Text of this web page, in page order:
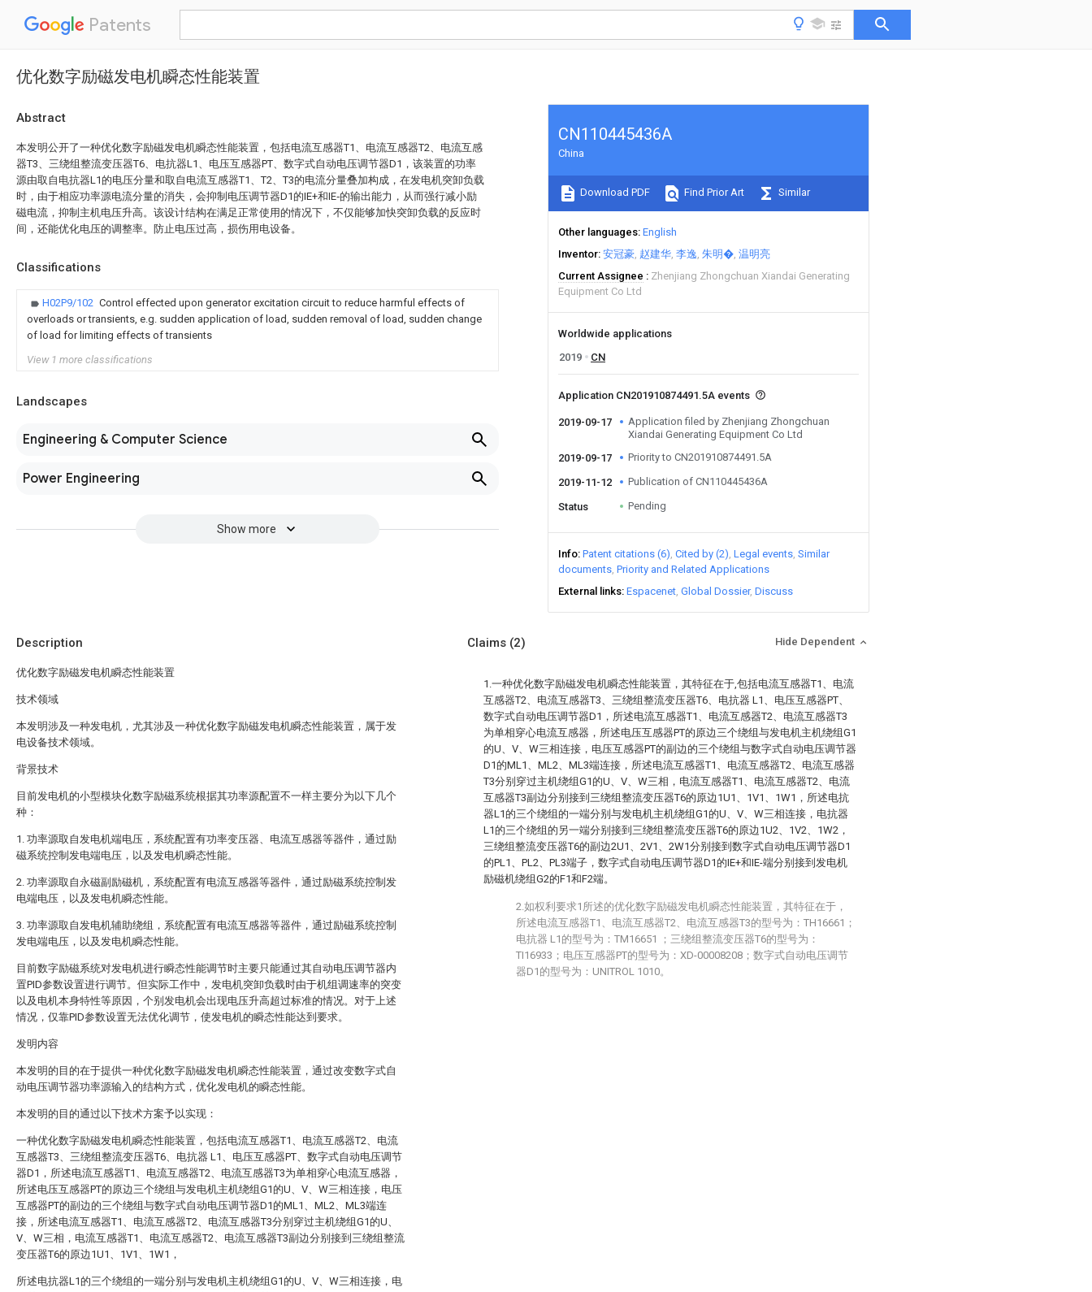
Patents
优化数字励磁发电机瞬态性能装置
Abstract
本发明公开了一种优化数字励磁发电机瞬态性能装置，包括电流互感器T1、电流互感器T2、电流互感
器T3、三绕组整流变压器T6、电抗器L1、电压互感器PT、数字式自动电压调节器D1，该装置的功率
源由取自电抗器L1的电压分量和取自电流互感器T1、T2、T3的电流分量叠加构成，在发电机突卸负载
时，由于相应功率源电流分量的消失，会抑制电压调节器D1的IE+和IE‑的输出能力，从而强行减小励
磁电流，抑制主机电压升高。该设计结构在满足正常使用的情况下，不仅能够加快突卸负载的反应时
间，还能优化电压的调整率。防止电压过高，损伤用电设备。
Classifications
H02P9/102 Control effected upon generator excitation circuit to reduce harmful effects of
overloads or transients, e.g. sudden application of load, sudden removal of load, sudden change
of load for limiting effects of transients
View 1 more classifications
Landscapes
Engineering & Computer Science
Power Engineering
Show more
CN110445436A
China
Download PDF Find Prior Art Similar
Other languages English
Inventor 安冠豪 赵建华 李逸 朱明� 温明亮
Current Assignee
Zhenjiang Zhongchuan Xiandai Generating
Equipment Co Ltd
Worldwide applications
2019
CN
Application CN201910874491.5A events
2019-09-17
Application filed by Zhenjiang Zhongchuan
Xiandai Generating Equipment Co Ltd
2019-09-17
Priority to CN201910874491.5A
2019-11-12 Publication of CN110445436A
Status Pending
Info Patent citations (6) Cited by (2) Legal events Similar
documents Priority and Related Applications
External links Espacenet Global Dossier Discuss
Description
优化数字励磁发电机瞬态性能装置
技术领域
本发明涉及一种发电机，尤其涉及一种优化数字励磁发电机瞬态性能装置，属于发
电设备技术领域。
背景技术
目前发电机的小型模块化数字励磁系统根据其功率源配置不一样主要分为以下几个
种：
1. 功率源取自发电机端电压，系统配置有功率变压器、电流互感器等器件，通过励
磁系统控制发电端电压，以及发电机瞬态性能。
2. 功率源取自永磁副励磁机，系统配置有电流互感器等器件，通过励磁系统控制发
电端电压，以及发电机瞬态性能。
3. 功率源取自发电机辅助绕组，系统配置有电流互感器等器件，通过励磁系统控制
发电端电压，以及发电机瞬态性能。
目前数字励磁系统对发电机进行瞬态性能调节时主要只能通过其自动电压调节器内
置PID参数设置进行调节。但实际工作中，发电机突卸负载时由于机组调速率的突变
以及电机本身特性等原因，个别发电机会出现电压升高超过标准的情况。对于上述
情况，仅靠PID参数设置无法优化调节，使发电机的瞬态性能达到要求。
发明内容
本发明的目的在于提供一种优化数字励磁发电机瞬态性能装置，通过改变数字式自
动电压调节器功率源输入的结构方式，优化发电机的瞬态性能。
本发明的目的通过以下技术方案予以实现：
一种优化数字励磁发电机瞬态性能装置，包括电流互感器T1、电流互感器T2、电流
互感器T3、三绕组整流变压器T6、电抗器 L1、电压互感器PT、数字式自动电压调节
器D1，所述电流互感器T1、电流互感器T2、电流互感器T3为单相穿心电流互感器，
所述电压互感器PT的原边三个绕组与发电机主机绕组G1的U、V、W三相连接，电压
互感器PT的副边的三个绕组与数字式自动电压调节器D1的ML1、ML2、ML3端连
接，所述电流互感器T1、电流互感器T2、电流互感器T3分别穿过主机绕组G1的U、
V、W三相，电流互感器T1、电流互感器T2、电流互感器T3副边分别接到三绕组整流
变压器T6的原边1U1、1V1、1W1，
所述电抗器L1的三个绕组的一端分别与发电机主机绕组G1的U、V、W三相连接，电
Claims (2) Hide Dependent
1.一种优化数字励磁发电机瞬态性能装置，其特征在于,包括电流互感器T1、电流
互感器T2、电流互感器T3、三绕组整流变压器T6、电抗器 L1、电压互感器PT、
数字式自动电压调节器D1，所述电流互感器T1、电流互感器T2、电流互感器T3
为单相穿心电流互感器，所述电压互感器PT的原边三个绕组与发电机主机绕组G1
的U、V、W三相连接，电压互感器PT的副边的三个绕组与数字式自动电压调节器
D1的ML1、ML2、ML3端连接，所述电流互感器T1、电流互感器T2、电流互感器
T3分别穿过主机绕组G1的U、V、W三相，电流互感器T1、电流互感器T2、电流
互感器T3副边分别接到三绕组整流变压器T6的原边1U1、1V1、1W1，所述电抗
器L1的三个绕组的一端分别与发电机主机绕组G1的U、V、W三相连接，电抗器
L1的三个绕组的另一端分别接到三绕组整流变压器T6的原边1U2、1V2、1W2，
三绕组整流变压器T6的副边2U1、2V1、2W1分别接到数字式自动电压调节器D1
的PL1、PL2、PL3端子，数字式自动电压调节器D1的IE+和IE-端分别接到发电机
励磁机绕组G2的F1和F2端。
2.如权利要求1所述的优化数字励磁发电机瞬态性能装置，其特征在于，
所述电流互感器T1、电流互感器T2、电流互感器T3的型号为：TH16661；
电抗器 L1的型号为：TM16651 ；三绕组整流变压器T6的型号为：
TI16933；电压互感器PT的型号为：XD-00008208；数字式自动电压调节
器D1的型号为：UNITROL 1010。